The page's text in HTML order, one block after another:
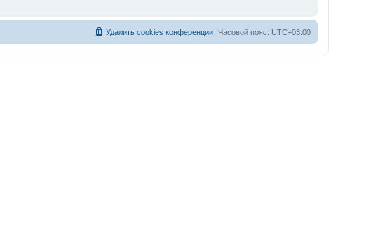
Часовой пояс: UTC+03:00
Удалить cookies конференции